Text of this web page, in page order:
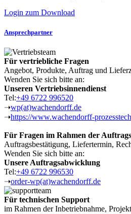
Login zum Download
Ansprechpartner
Für vertriebliche Fragen
Angebot, Produkte, Auftrag und
Wenden Sie sich bitte an:
Unseren Vertriebsinnendienst
Tel:+49 6722 996520
➝wp(at)wachendorff.de
➝https://www.wachendorff-
Für Fragen im Rahmen der
Auftragsbestätigung, Liefertermin,
Wenden Sie sich bitte an:
Unsere Auftragsabwicklung
Tel:+49 6722 996530
➝order-wp(at)wachendorff.de
Für technischen Support
im Rahmen der Inbetriebnahme,